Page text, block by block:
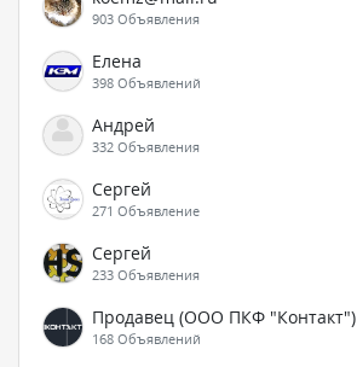
903 Объявления
Елена
398 Объявлений
Андрей
332 Объявления
Сергей
271 Объявление
Сергей
233 Объявления
Продавец (ООО ПКФ "Контакт")
168 Объявлений